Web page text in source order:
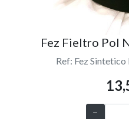
Fez Fieltro Pol
Ref: Fez